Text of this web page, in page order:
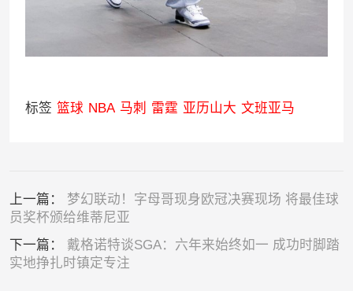
标签 篮球 NBA 马刺 雷霆 亚历山大 文班亚马
上一篇： 梦幻联动！字母哥现身欧冠决赛现场 将最佳球
员奖杯颁给维蒂尼亚
下一篇： 戴格诺特谈SGA：六年来始终如一 成功时脚踏
实地挣扎时镇定专注